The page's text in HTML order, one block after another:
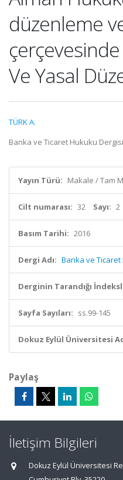
düzenleme
Ve Yasal
TÜRK A.
Banka ve Ticaret Hukuku
Yayın Türü: Makale / Tam
Cilt numarası: 32 Sayı: 2
Basım Tarihi: 2016
Dergi Adı: Banka ve
Derginin Tarandığı
Sayfa Sayıları: ss.99-145
Dokuz Eylül Üniversitesi
Paylaş
İletişim Bilgileri
Dokuz Eylül Üniversitesi